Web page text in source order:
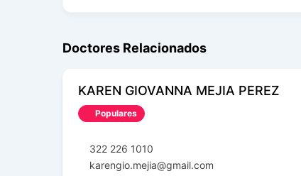
Doctores Relacionados
KAREN GIOVANNA MEJIA PEREZ
Populares
322 226 1010
karengio.mejia@gmail.com